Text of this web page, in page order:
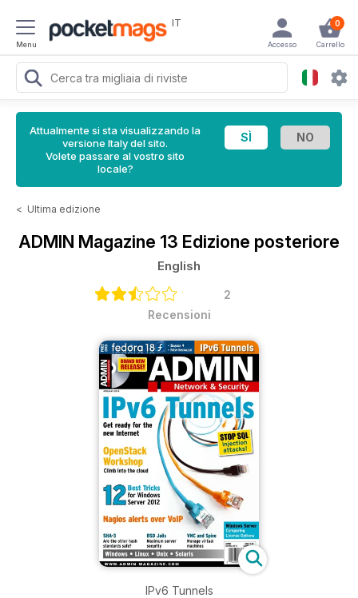
Menu
IT 0
Carrello
Accesso
Attualmente si sta visualizzando la
versione Italy del sito.
Volete passare al vostro sito
locale?
< Ultima edizione
ADMIN Magazine 13 Edizione posteriore
English
2
Recensioni
IPv6 Tunnels